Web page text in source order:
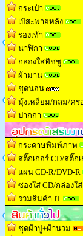
กระเป๋า
เป้สะพายหลัง
รองเท้า
นาฬิกา
กล่องใส่ทิชช
ผ้าม่าน
ชุดนอน
มุ้งเหลี่ยม/กลม/คร
ปากกา
กระดาษพิมพ์ภาพ
สติ๊กเกอร์ CD/สติ๊ก
แผ่น CD-R/DVD-R
ซองใส่ CD/กล่องใ
รวมสินค้า IT
ชุดผ้าปู+ผ้านวม